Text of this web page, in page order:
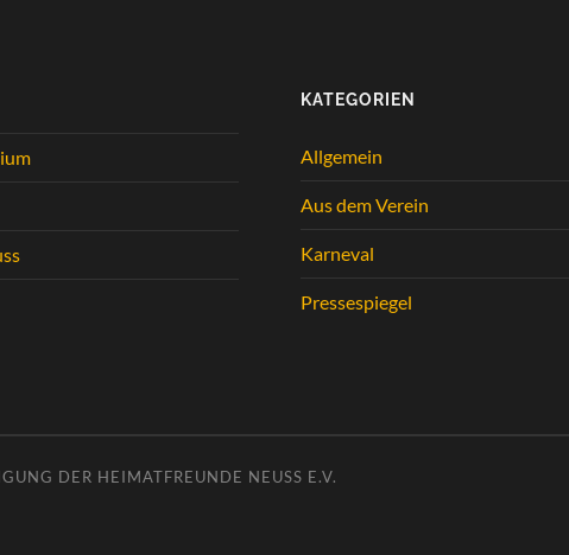
KATEGORIEN
Allgemein
Aus dem Verein
Karneval
Pressespiegel
DER HEIMATFREUNDE NEUSS E.V.